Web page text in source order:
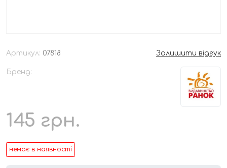
Артикул: 07818 Залишити відгук
Бренд:
145 грн.
немає в наявності